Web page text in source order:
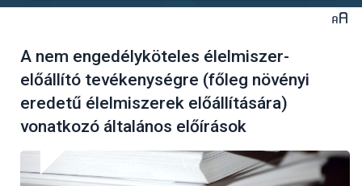
A nem engedélyköteles élelmiszer-
előállító tevékenységre (főleg növényi
eredetű élelmiszerek előállítására)
vonatkozó általános előírások